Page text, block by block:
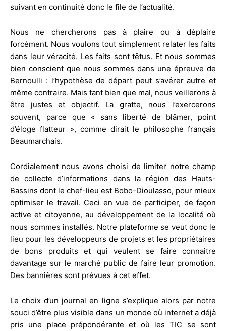
suivant en continuité donc le file de l’actualité.
Nous ne chercherons pas à plaire ou à déplaire
forcément. Nous voulons tout simplement relater les faits
dans leur véracité. Les faits sont têtus. Et nous sommes
bien conscient que nous sommes dans une épreuve de
Bernoulli : l’hypothèse de départ peut s’avérer autre et
même contraire. Mais tant bien que mal, nous veillerons à
être justes et objectif. La gratte, nous l’exercerons
souvent, parce que « sans liberté de blâmer, point
d’éloge flatteur », comme dirait le philosophe français
Beaumarchais.
Cordialement nous avons choisi de limiter notre champ
de collecte d’informations dans la région des Hauts-
Bassins dont le chef-lieu est Bobo-Dioulasso, pour mieux
optimiser le travail. Ceci en vue de participer, de façon
active et citoyenne, au développement de la localité où
nous sommes installés. Notre plateforme se veut donc le
lieu pour les développeurs de projets et les propriétaires
de bons produits et qui veulent se faire connaitre
davantage sur le marché public de faire leur promotion.
Des bannières sont prévues à cet effet.
Le choix d’un journal en ligne s’explique alors par notre
souci d’être plus visible dans un monde où internet a déjà
pris une place prépondérante et où les TIC se sont